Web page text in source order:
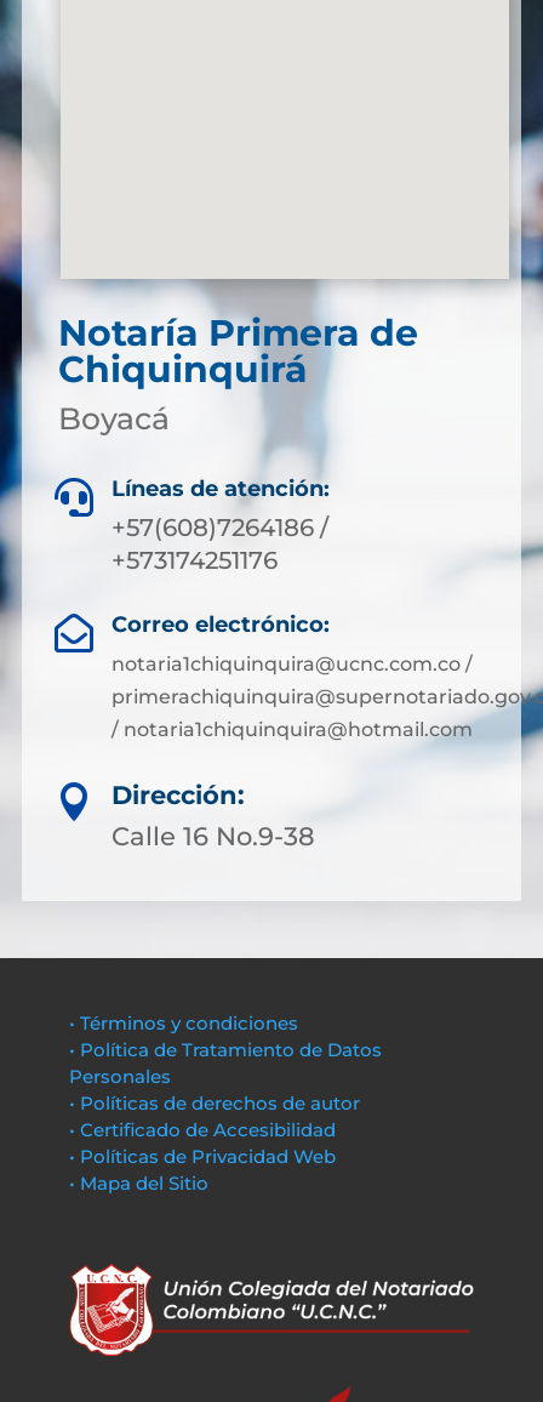
Notaría Primera de
Chiquinquirá
Boyacá
 Líneas de atención:
+57(608)7264186 /
+573174251176
 Correo electrónico:
notaria1chiquinquira@ucnc.com.co /
/ notaria1chiquinquira@hotmail.com

Dirección:
Calle 16 No.9-38
• Términos y condiciones
• Política de Tratamiento de Datos
Personales
• Políticas de derechos de autor
• Certificado de Accesibilidad
• Políticas de Privacidad Web
• Mapa del Sitio